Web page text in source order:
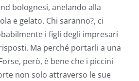
bolognesi, anelando alla
e gelato. Chi saranno?, ci
i figli degli impresari
Ma perché portarli a una
però, è bene che i piccini
non solo attraverso le sue